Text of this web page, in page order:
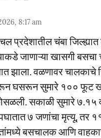
8:17 am
प्रदेशातील चंबा जिल्ह्यात
जाणाऱ्या खासगी
झाला. वळणावर चालकाचे
घसरून सुमारे १०० फूट
सकाळी सुमारे ७.१५
७ जणांचा मृत्यू, तर
बसचालक आणि